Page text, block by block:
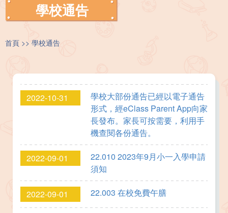
學校通告
首頁 學校通告
2022-10-31
學校大部份通告已經以電子通告
形式，經eClass Parent App向家
長發布。家長可按需要，利用手
機查閱各份通告。
2022-09-01
22.010 2023年9月小一入學申請
須知
2022-09-01 22.003 在校免費午膳